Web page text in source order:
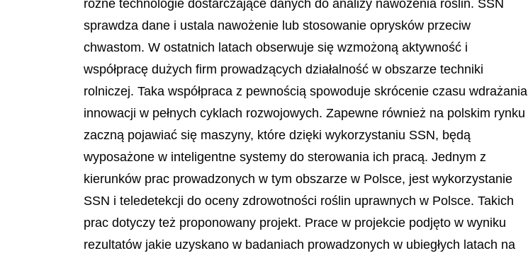
różne technologie dostarczające danych do analizy nawożenia roślin. SSN
sprawdza dane i ustala nawożenie lub stosowanie oprysków przeciw
chwastom. W ostatnich latach obserwuje się wzmożoną aktywność i
współpracę dużych firm prowadzących działalność w obszarze techniki
rolniczej. Taka współpraca z pewnością spowoduje skrócenie czasu wdrażania
innowacji w pełnych cyklach rozwojowych. Zapewne również na polskim rynku
zaczną pojawiać się maszyny, które dzięki wykorzystaniu SSN, będą
wyposażone w inteligentne systemy do sterowania ich pracą. Jednym z
kierunków prac prowadzonych w tym obszarze w Polsce, jest wykorzystanie
SSN i teledetekcji do oceny zdrowotności roślin uprawnych w Polsce. Takich
prac dotyczy też proponowany projekt. Prace w projekcie podjęto w wyniku
rezultatów jakie uzyskano w badaniach prowadzonych w ubiegłych latach na